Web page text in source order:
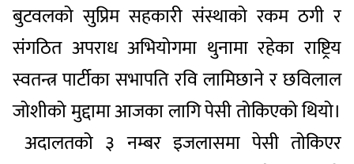
बुटवलको सुप्रिम सहकारी संस्थाको रकम ठगी र
संगठित अपराध अभियोगमा थुनामा रहेका राष्ट्रिय
स्वतन्त्र पार्टीका सभापति रवि लामिछाने र छविलाल
जोशीको मुद्दामा आजका लागि पेसी तोकिएको थियो।
अदालतको ३ नम्बर इजलासमा पेसी तोकिएर